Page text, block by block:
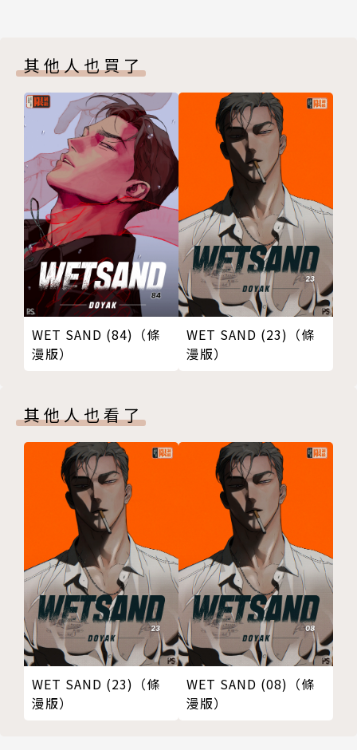
其他人也買了
WET SAND (84)（條
漫版）
WET SAND (23)（條
漫版）
其他人也看了
WET SAND (23)（條
漫版）
WET SAND (08)（條
漫版）